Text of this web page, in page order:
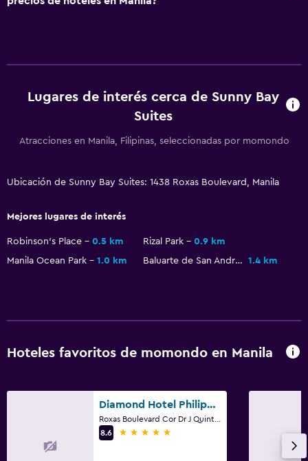
Lugares de interés cerca de Sunny Bay
Suites
Atracciones en Manila, Filipinas, seleccionadas por momondo
Ubicación de Sunny Bay Suites: 1438 Roxas Boulevard, Manila
Mejores lugares de interés
Robinson's Place 0.5 km Rizal Park
0.9 km
Manila Ocean Park
1.0 km Baluarte de San Andres 1.4 km
Hoteles favoritos de momondo en Manila
Diamond Hotel Philippines
8.6
5 estrellas